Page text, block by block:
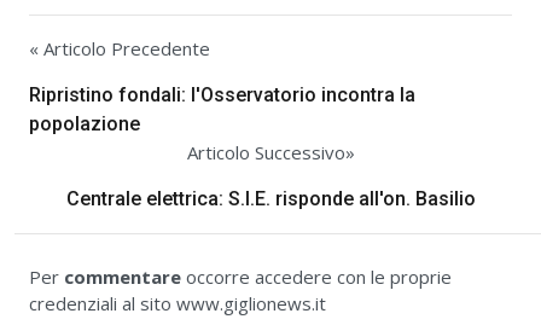
« Articolo Precedente
Ripristino fondali: l'Osservatorio incontra la
popolazione
Articolo Successivo»
Centrale elettrica: S.I.E. risponde all'on. Basilio
Per commentare occorre accedere con le proprie
credenziali al sito www.giglionews.it